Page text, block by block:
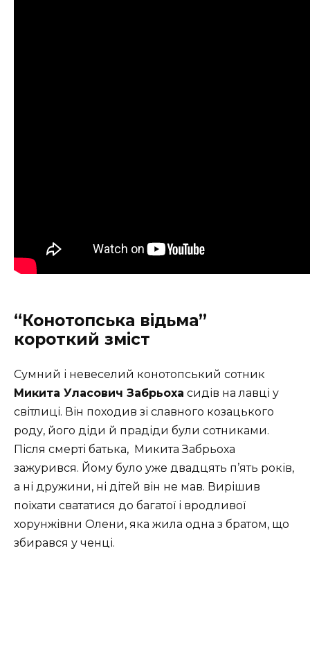
“Конотопська відьма”
короткий зміст
Сумний і невеселий конотопський сотник
Микита Уласович Забрьоха сидів на лавці у
світлиці. Він походив зі славного козацького
роду, його діди й прадіди були сотниками.
Після смерті батька, Микита Забрьоха
зажурився. Йому було уже двадцять п’ять років,
а ні дружини, ні дітей він не мав. Вирішив
поїхати свататися до багатої і вродливої
хорунжівни Олени, яка жила одна з братом, що
збирався у ченці.